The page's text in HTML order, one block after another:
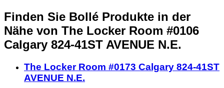
Finden Sie Bollé Produkte in der
Nähe von The Locker Room #0106
Calgary 824-41ST AVENUE N.E.
The Locker Room #0173 Calgary 824-41ST
AVENUE N.E.